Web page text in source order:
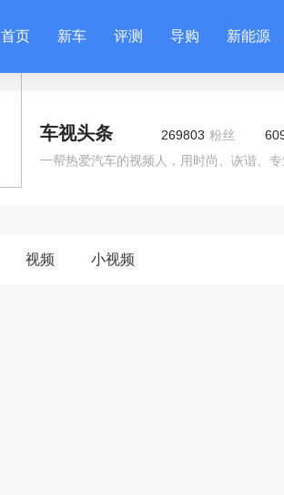
首页 新车 评测 导购 新能源
车视头条 269803 粉丝
一帮热爱汽车的视频人，用时尚、诙谐、
视频 小视频